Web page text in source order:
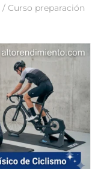
/ Curso preparación